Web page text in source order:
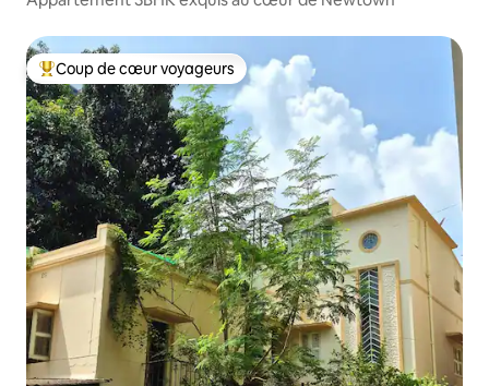
Coup de cœur voyageurs parmi les plus aimés
Coup de cœur voyageurs